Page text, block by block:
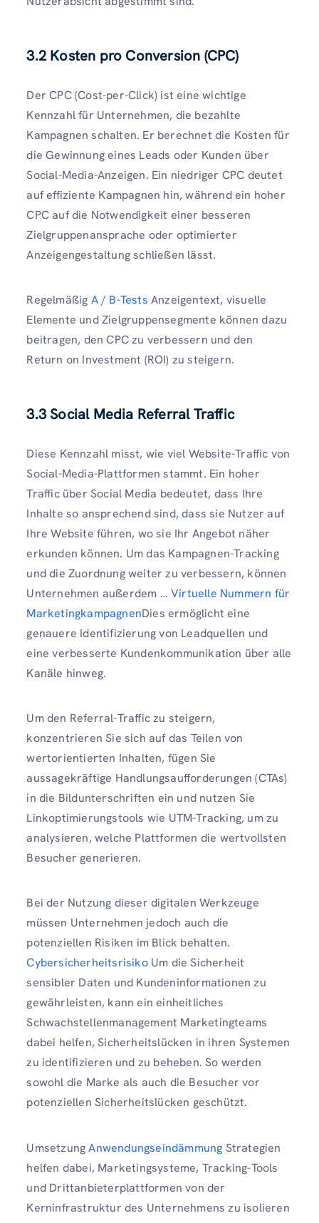
3.2 Kosten pro Conversion (CPC)
Der CPC (Cost-per-Click) ist eine wichtige
Kennzahl für Unternehmen, die bezahlte
Kampagnen schalten. Er berechnet die Kosten für
die Gewinnung eines Leads oder Kunden über
Social-Media-Anzeigen. Ein niedriger CPC deutet
auf effiziente Kampagnen hin, während ein hoher
CPC auf die Notwendigkeit einer besseren
Zielgruppenansprache oder optimierter
Anzeigengestaltung schließen lässt.
Regelmäßig A / B-Tests Anzeigentext, visuelle
Elemente und Zielgruppensegmente können dazu
beitragen, den CPC zu verbessern und den
Return on Investment (ROI) zu steigern.
3.3 Social Media Referral Traffic
Diese Kennzahl misst, wie viel Website-Traffic von
Social-Media-Plattformen stammt. Ein hoher
Traffic über Social Media bedeutet, dass Ihre
Inhalte so ansprechend sind, dass sie Nutzer auf
Ihre Website führen, wo sie Ihr Angebot näher
erkunden können. Um das Kampagnen-Tracking
und die Zuordnung weiter zu verbessern, können
Unternehmen außerdem … Virtuelle Nummern für
MarketingkampagnenDies ermöglicht eine
genauere Identifizierung von Leadquellen und
eine verbesserte Kundenkommunikation über alle
Kanäle hinweg.
Um den Referral-Traffic zu steigern,
konzentrieren Sie sich auf das Teilen von
wertorientierten Inhalten, fügen Sie
aussagekräftige Handlungsaufforderungen (CTAs)
in die Bildunterschriften ein und nutzen Sie
Linkoptimierungstools wie UTM-Tracking, um zu
analysieren, welche Plattformen die wertvollsten
Besucher generieren.
Bei der Nutzung dieser digitalen Werkzeuge
müssen Unternehmen jedoch auch die
potenziellen Risiken im Blick behalten.
CybersicherheitsrisikoUm die Sicherheit
sensibler Daten und Kundeninformationen zu
gewährleisten, kann ein einheitliches
Schwachstellenmanagement Marketingteams
dabei helfen, Sicherheitslücken in ihren Systemen
zu identifizieren und zu beheben. So werden
sowohl die Marke als auch die Besucher vor
potenziellen Sicherheitslücken geschützt.
UmsetzungAnwendungseindämmung Strategien
helfen dabei, Marketingsysteme, Tracking-Tools
und Drittanbieterplattformen von der
Kerninfrastruktur des Unternehmens zu isolieren